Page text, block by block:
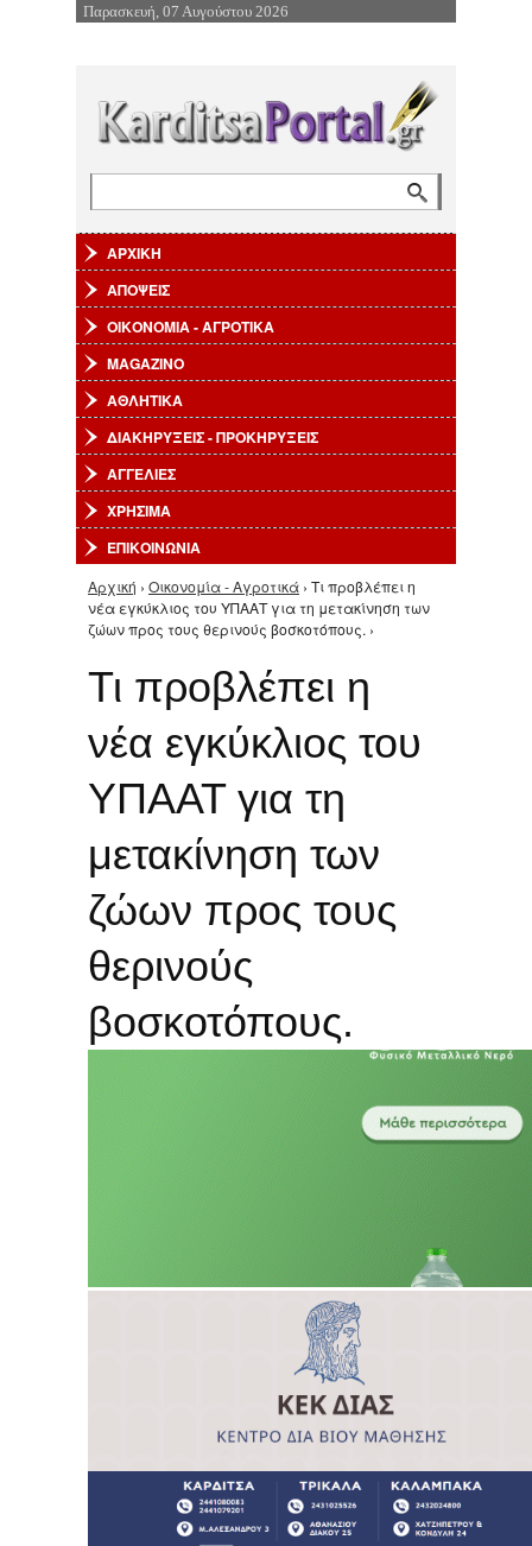
Επιστροφή στην Πλοήγηση
Παρασκευή, 07 Αυγούστου 2026
ΑΡΧΙΚΗ
ΑΠΟΨΕΙΣ
ΟΙΚΟΝΟΜΙΑ - ΑΓΡΟΤΙΚΑ
MAGAZINO
ΑΘΛΗΤΙΚΑ
ΔΙΑΚΗΡΥΞΕΙΣ - ΠΡΟΚΗΡΥΞΕΙΣ
ΑΓΓΕΛΙΕΣ
ΧΡΗΣΙΜΑ
ΕΠΙΚΟΙΝΩΝΙΑ
Είστε εδώ
Αρχική › Οικονομία - Αγροτικά › Τι προβλέπει η
νέα εγκύκλιος του ΥΠΑΑΤ για τη μετακίνηση των
ζώων προς τους θερινούς βοσκοτόπους. ›
Τι προβλέπει η
νέα εγκύκλιος του
ΥΠΑΑΤ για τη
μετακίνηση των
ζώων προς τους
θερινούς
βοσκοτόπους.